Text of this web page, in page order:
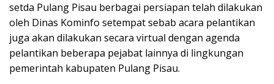
setda Pulang Pisau berbagai persiapan telah dilakukan
oleh Dinas Kominfo setempat sebab acara pelantikan
juga akan dilakukan secara virtual dengan agenda
pelantikan beberapa pejabat lainnya di lingkungan
pemerintah kabupaten Pulang Pisau.